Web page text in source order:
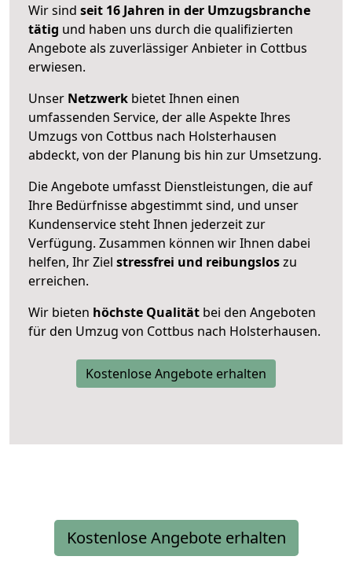
Wir sind seit 16 Jahren in der Umzugsbranche
tätig und haben uns durch die qualifizierten
Angebote als zuverlässiger Anbieter in Cottbus
erwiesen.
Unser Netzwerk bietet Ihnen einen
umfassenden Service, der alle Aspekte Ihres
Umzugs von Cottbus nach Holsterhausen
abdeckt, von der Planung bis hin zur Umsetzung.
Die Angebote umfasst Dienstleistungen, die auf
Ihre Bedürfnisse abgestimmt sind, und unser
Kundenservice steht Ihnen jederzeit zur
Verfügung. Zusammen können wir Ihnen dabei
helfen, Ihr Ziel stressfrei und reibungsloszu
erreichen.
Wir bieten höchste Qualität bei den Angeboten
für den Umzug von Cottbus nach Holsterhausen.
Kostenlose Angebote erhalten
Kostenlose Angebote erhalten